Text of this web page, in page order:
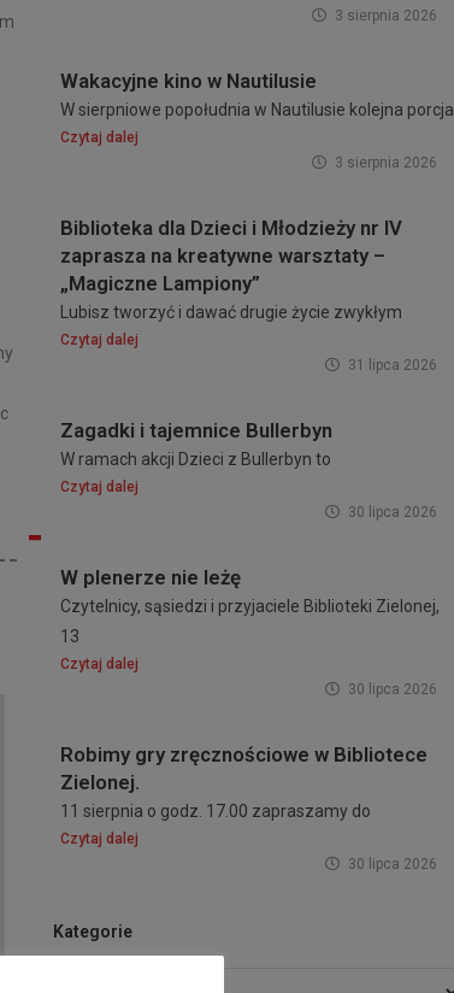
3 sierpnia 2026
Wakacyjne kino w Nautilusie
W sierpniowe popołudnia w Nautilusie kolejna porcja
Czytaj dalej
3 sierpnia 2026
Biblioteka dla Dzieci i Młodzieży nr IV
zaprasza na kreatywne warsztaty –
„Magiczne Lampiony”
Lubisz tworzyć i dawać drugie życie zwykłym
Czytaj dalej
31 lipca 2026
Zagadki i tajemnice Bullerbyn
W ramach akcji Dzieci z Bullerbyn to
Czytaj dalej
30 lipca 2026
W plenerze nie leżę
Czytelnicy, sąsiedzi i przyjaciele Biblioteki Zielonej,
13
Czytaj dalej
30 lipca 2026
Robimy gry zręcznościowe w Bibliotece
Zielonej.
11 sierpnia o godz. 17.00 zapraszamy do
Czytaj dalej
30 lipca 2026
Kategorie